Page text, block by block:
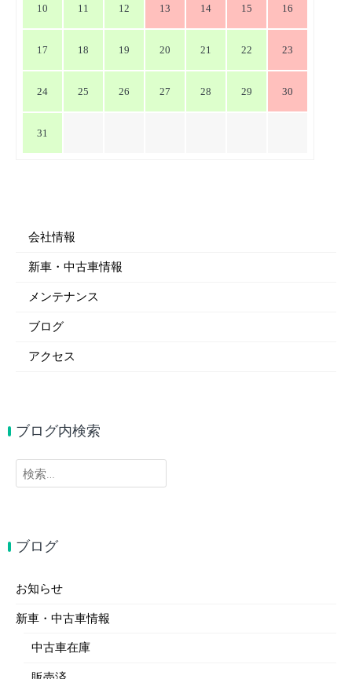
10 11 12 13 14 15 16
17 18 19 20 21 22 23
24 25 26 27 28 29 30
31
会社情報
新車・中古車情報
メンテナンス
ブログ
アクセス
ブログ内検索
検
索:
ブログ
お知らせ
新車・中古車情報
中古車在庫